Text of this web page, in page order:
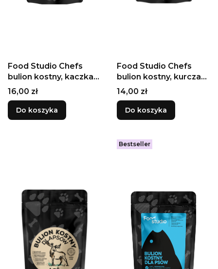
Food Studio Chefs
bulion kostny, kaczka
230ml
Cena
16,00 zł
Do koszyka
Food Studio Chefs
bulion kostny, kurczak
230ml
Cena
14,00 zł
Do koszyka
Bestseller